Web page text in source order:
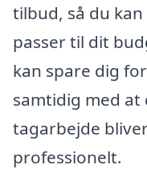
tilbud, så du
passer til dit
kan spare dig
samtidig med at
tagarbejde
professionelt.